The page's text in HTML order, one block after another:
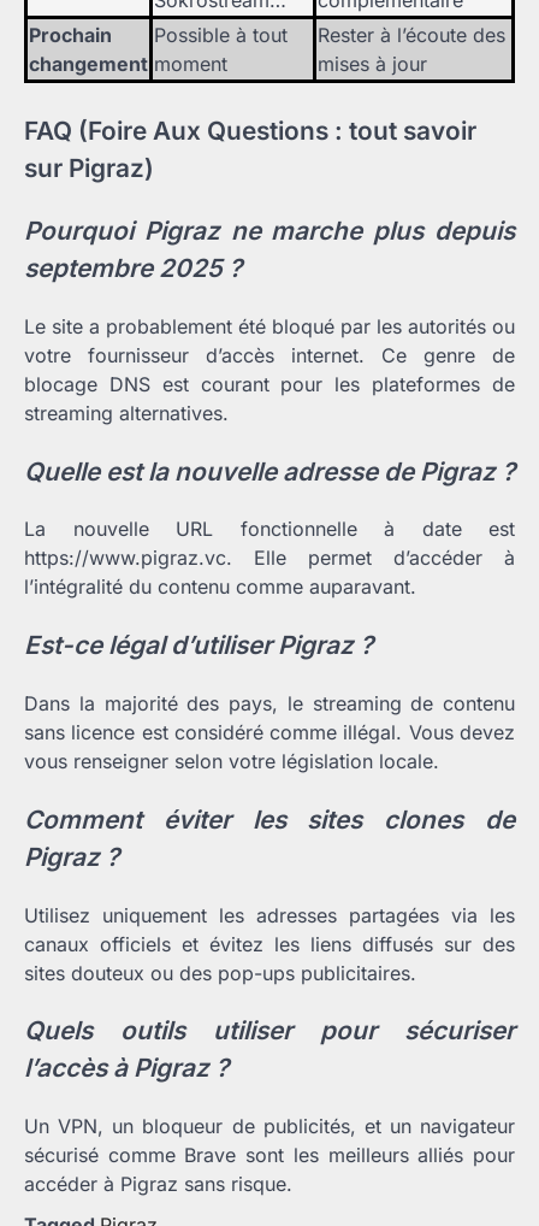
Prochain
changement
Possible à tout
moment
Rester à l’écoute des
mises à jour
FAQ (Foire Aux Questions : tout savoir
sur Pigraz)
Pourquoi Pigraz ne marche plus depuis
septembre 2025 ?
Le site a probablement été bloqué par les autorités ou
votre fournisseur d’accès internet. Ce genre de
blocage DNS est courant pour les plateformes de
streaming alternatives.
Quelle est la nouvelle adresse de Pigraz ?
La nouvelle URL fonctionnelle à date est
https://www.pigraz.vc. Elle permet d’accéder à
l’intégralité du contenu comme auparavant.
Est-ce légal d’utiliser Pigraz ?
Dans la majorité des pays, le streaming de contenu
sans licence est considéré comme illégal. Vous devez
vous renseigner selon votre législation locale.
Comment éviter les sites clones de
Pigraz ?
Utilisez uniquement les adresses partagées via les
canaux officiels et évitez les liens diffusés sur des
sites douteux ou des pop-ups publicitaires.
Quels outils utiliser pour sécuriser
l’accès à Pigraz ?
Un VPN, un bloqueur de publicités, et un navigateur
sécurisé comme Brave sont les meilleurs alliés pour
accéder à Pigraz sans risque.